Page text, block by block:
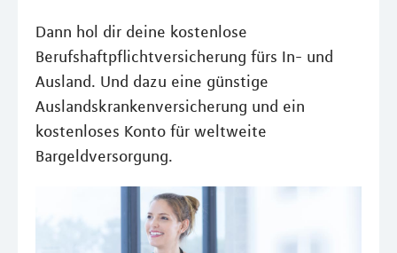
Dann hol dir deine kostenlose
Berufshaftpflichtversicherung fürs In- und
Ausland. Und dazu eine günstige
Auslandskrankenversicherung und ein
kostenloses Konto für weltweite
Bargeldversorgung.